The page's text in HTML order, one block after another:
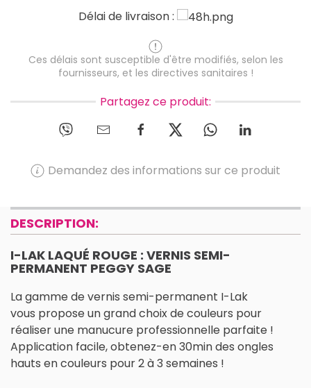
Délai de livraison :
Ces délais sont susceptible d'être modifiés, selon les
fournisseurs, et les directives sanitaires !
Partagez ce produit:
Demandez des informations sur ce produit
DESCRIPTION:
I-LAK LAQUÉ ROUGE : VERNIS SEMI-
PERMANENT PEGGY SAGE
La gamme de vernis semi-permanent I-Lak
vous propose un grand choix de couleurs pour
réaliser une manucure professionnelle parfaite !
Application facile, obtenez-en 30min des ongles
hauts en couleurs pour 2 à 3 semaines !